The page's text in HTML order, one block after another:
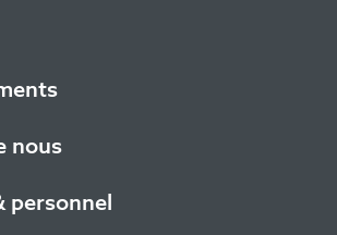
nous
personnel